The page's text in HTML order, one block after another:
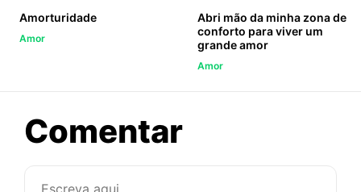
Amorturidade
Amor
Abri mão da minha zona de
conforto para viver um
grande amor
Amor
Comentarsobre